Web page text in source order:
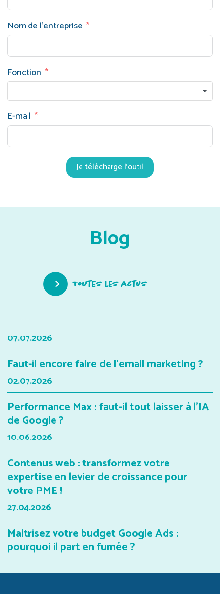
Nom de l'entreprise
Fonction
E-mail
Je télécharge l'outil
Blog
Toutes les actus
07.07.2026
Faut-il encore faire de l'email marketing ?
02.07.2026
Performance Max : faut-il tout laisser à l'IA
de Google ?
10.06.2026
Contenus web : transformez votre
expertise en levier de croissance pour
votre PME !
27.04.2026
Maitrisez votre budget Google Ads :
pourquoi il part en fumée ?